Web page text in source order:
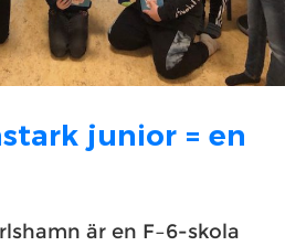
junior = en
är en F–6-skola